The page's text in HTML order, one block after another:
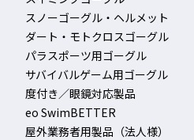
スノーゴーグル・ヘルメット
ダート・モトクロスゴーグル
パラスポーツ用ゴーグル
サバイバルゲーム用ゴーグル
度付き／眼鏡対応製品
eo SwimBETTER
屋外業務者用製品（法人様）